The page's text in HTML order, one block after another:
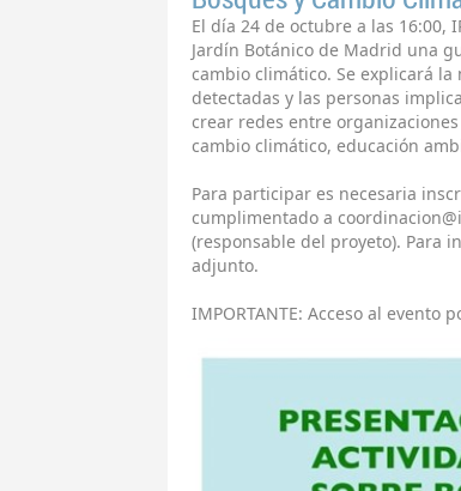
El día 24 de octubre a las 16:00,
Jardín Botánico de Madrid una
cambio climático. Se explicará
detectadas y las personas
crear redes entre
cambio climático, educación
Para participar es necesaria
cumplimentado a
(responsable del proyeto). Para
adjunto.
IMPORTANTE: Acceso al evento